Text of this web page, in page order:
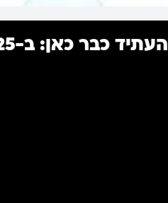
העתיד כבר כאן: ב-2025 גם ה-AI קולט - חיסון שפעת מגן על כל המשפחה